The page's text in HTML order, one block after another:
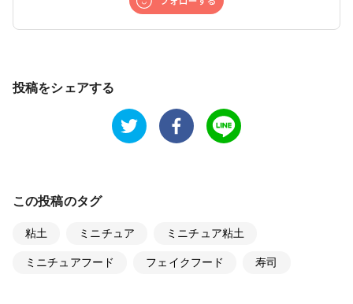
投稿をシェアする
この投稿のタグ
粘土 ミニチュア ミニチュア粘土
ミニチュアフード フェイクフード 寿司